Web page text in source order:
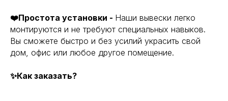
❤️Простота установки - Наши вывески легко
монтируются и не требуют специальных навыков.
Вы сможете быстро и без усилий украсить свой
дом, офис или любое другое помещение.
✨Как заказать?